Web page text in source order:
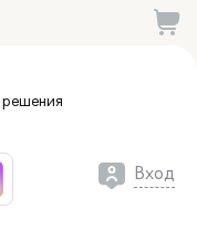
решения
Вход